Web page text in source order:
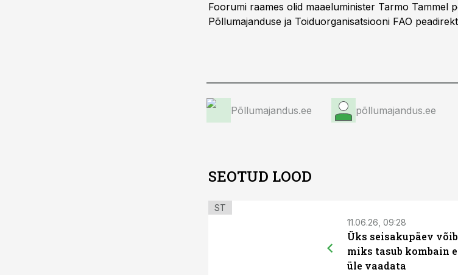
Foorumi raames olid maaeluminister Tarmo Tammel
Põllumajanduse ja Toiduorganisatsiooni FAO
Põllumajandus.ee põllumajandus.ee
SEOTUD LOOD
ST
11.06.26, 09:28
Üks seisakupäev
miks tasub kombain
üle vaadata